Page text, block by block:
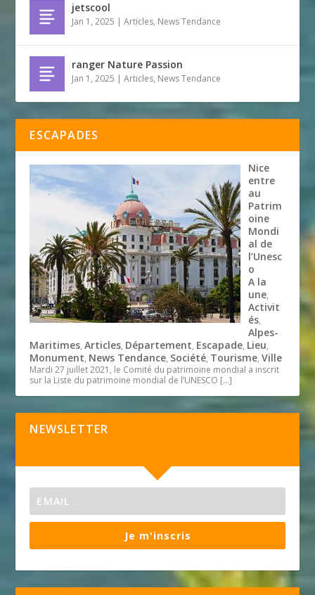
jetscool
Jan 1, 2025 |Articles, News Tendance
ranger Nature Passion
Jan 1, 2025 |Articles, News Tendance
ESCAPADES
Nice
entre
au
Patrim
oine
Mondi
al de
l’Unesc
o
A la
une,
Activit
és,
Alpes-
Maritimes,Articles, Département, Escapade, Lieu,
Monument, News Tendance, Société, Tourisme,Ville
Mardi 27 juillet 2021, le Comité du patrimoine mondial a inscrit
sur la Liste du patrimoine mondial de l’UNESCO […]
NEWSLETTER
Je m'inscris